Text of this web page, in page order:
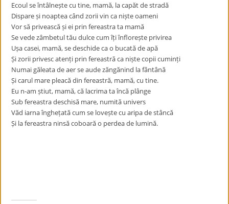
Ecoul se întâlnește cu tine, mamă, la capăt de stradă
Dispare și noaptea când zorii vin ca niște oameni
Vor să privească și ei prin fereastra ta mamă
Se vede zâmbetul tău dulce cum îți înflorește privirea
Ușa casei, mamă, se deschide ca o bucată de apă
Și zorii privesc atenți prin fereastră ca niște copii cuminți
Numai găleata de aer se aude zăngănind la fântână
Și carul mare pleacă din fereastră, mamă, cu tine.
Eu n-am știut, mamă, că lacrima ta încă plânge
Sub fereastra deschisă mare, numită univers
Văd iarna înghețată cum se lovește cu aripa de stâncă
Și la fereastra ninsă coboară o perdea de lumină.